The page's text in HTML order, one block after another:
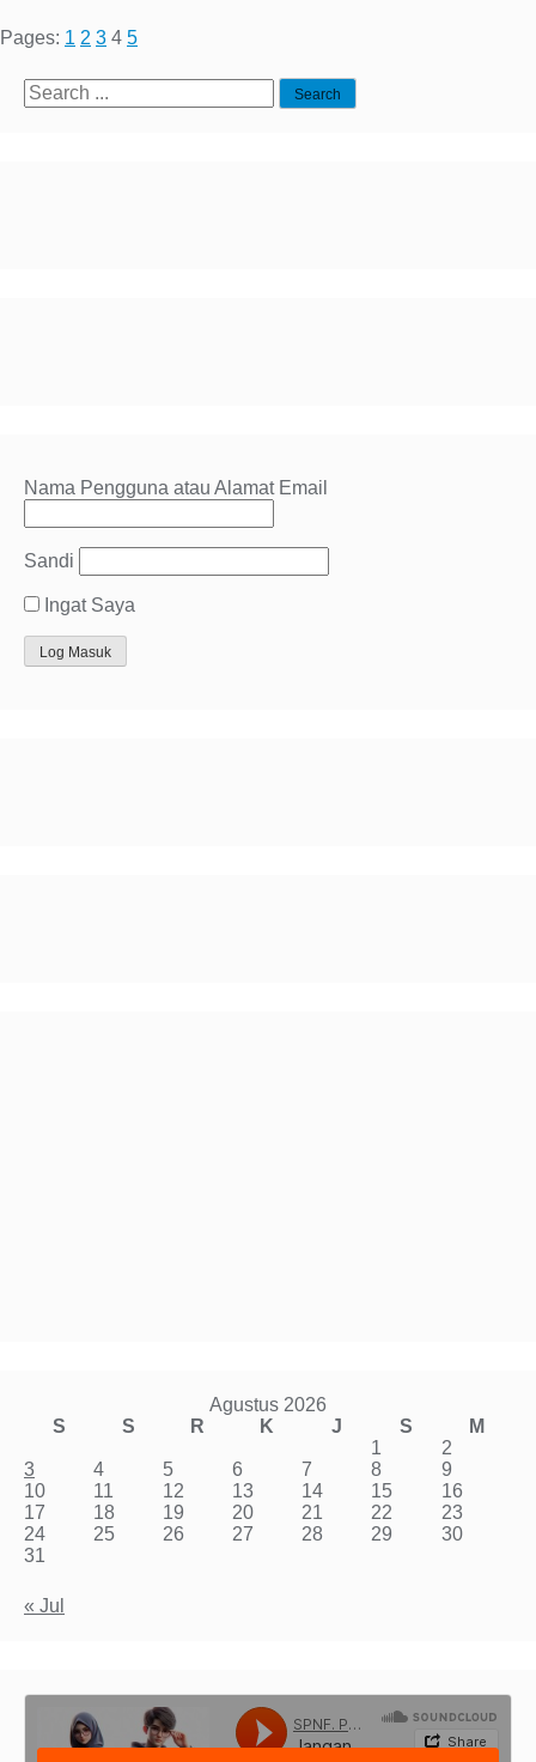
Pages: 1 2 3 4 5
Nama Pengguna atau Alamat Email
Sandi
Ingat Saya
Agustus 2026
S
S R K J S
M
1
2
3
4 5 6 7 8
9
10
11 12 13 14 15
16
17
18 19 20 21 22
23
24
25 26 27 28 29
30
31
« Jul